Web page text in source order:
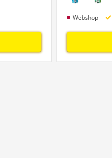
Webshop